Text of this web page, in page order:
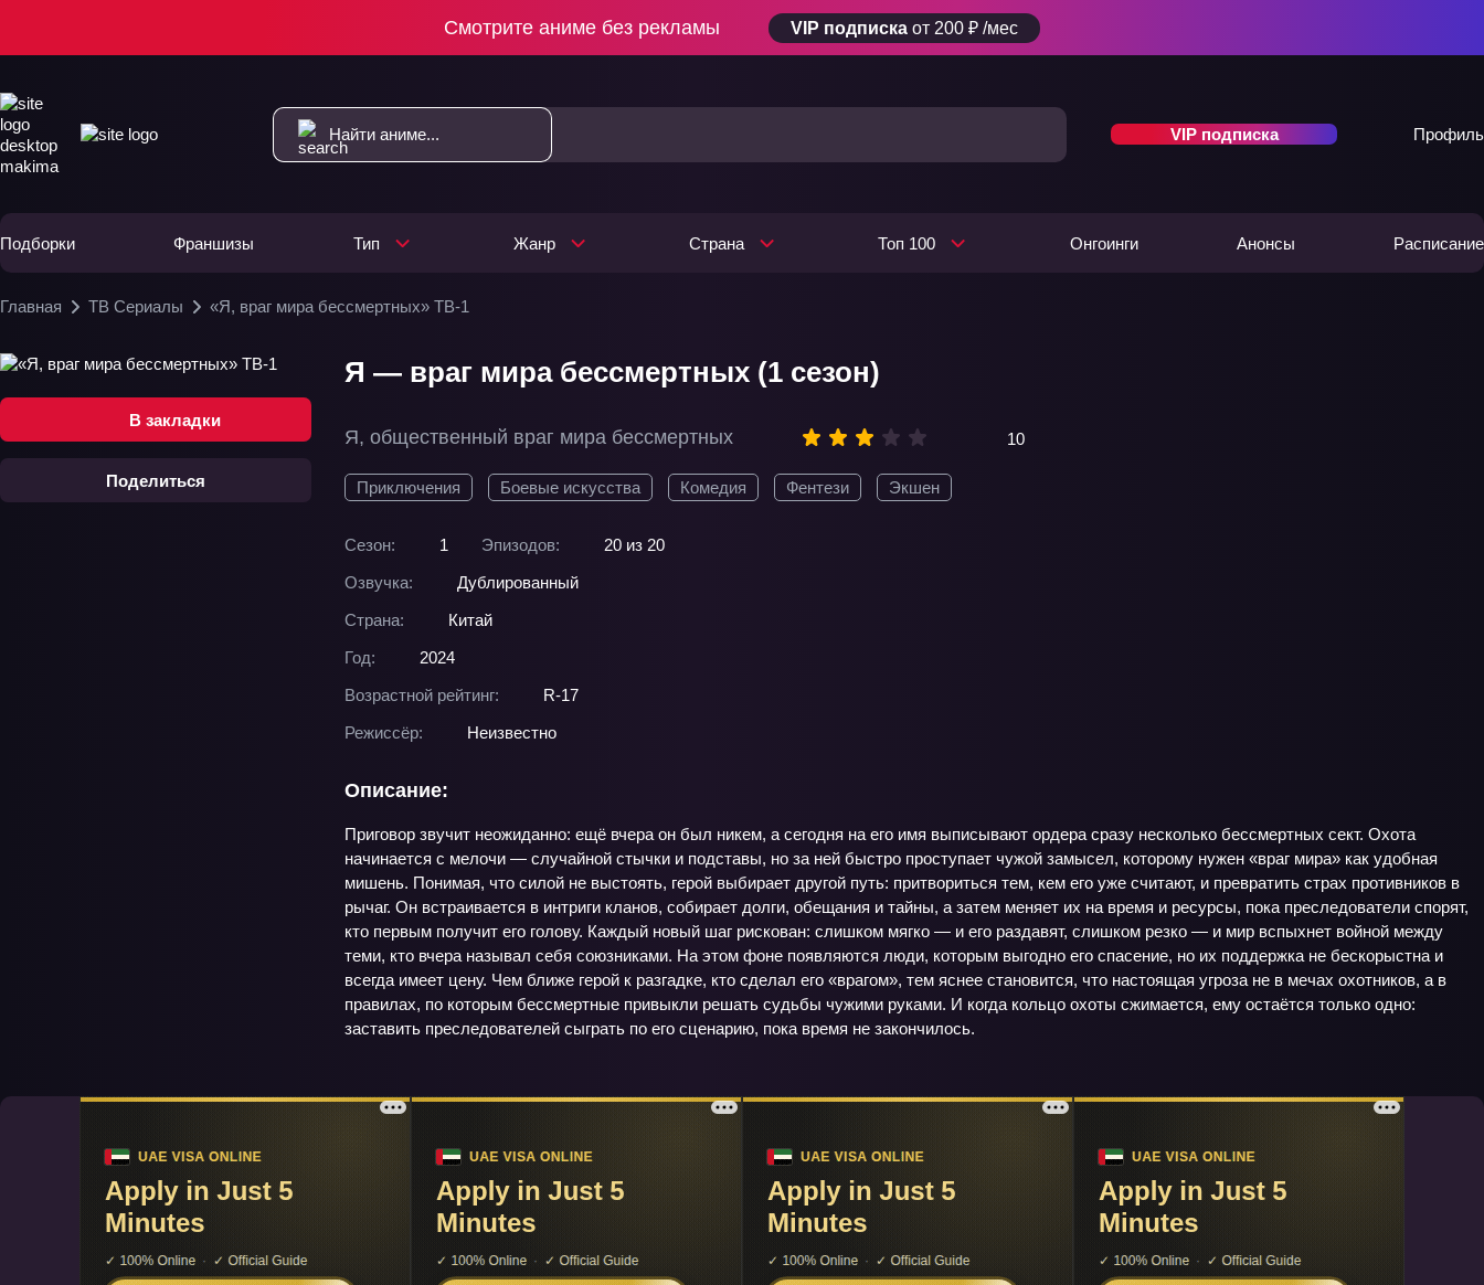
Смотрите аниме без рекламы VIP подписка от 200 ₽ /мес
VIP подписка Профиль
Подборки Франшизы Тип Жанр Страна Топ 100 Онгоинги Анонсы Расписание
Главная ТВ Сериалы «Я, враг мира бессмертных» ТВ-1
В закладки
Поделиться
Я — враг мира бессмертных (1 сезон)
Я, общественный враг мира бессмертных 10
Приключения Боевые искусства Комедия Фентези Экшен
Сезон: 1 Эпизодов:
20 из 20
Озвучка:
Дублированный
Страна:
Китай
Год:
2024
Возрастной рейтинг:
R-17
Режиссёр:
Неизвестно
Описание:
Приговор звучит неожиданно: ещё вчера он был никем, а сегодня на его имя выписывают ордера сразу несколько бессмертных сект. Охота
начинается с мелочи — случайной стычки и подставы, но за ней быстро проступает чужой замысел, которому нужен «враг мира» как удобная
мишень. Понимая, что силой не выстоять, герой выбирает другой путь: притвориться тем, кем его уже считают, и превратить страх противников в
рычаг. Он встраивается в интриги кланов, собирает долги, обещания и тайны, а затем меняет их на время и ресурсы, пока преследователи спорят,
кто первым получит его голову. Каждый новый шаг рискован: слишком мягко — и его раздавят, слишком резко — и мир вспыхнет войной между
теми, кто вчера называл себя союзниками. На этом фоне появляются люди, которым выгодно его спасение, но их поддержка не бескорыстна и
всегда имеет цену. Чем ближе герой к разгадке, кто сделал его «врагом», тем яснее становится, что настоящая угроза не в мечах охотников, а в
правилах, по которым бессмертные привыкли решать судьбы чужими руками. И когда кольцо охоты сжимается, ему остаётся только одно:
заставить преследователей сыграть по его сценарию, пока время не закончилось.